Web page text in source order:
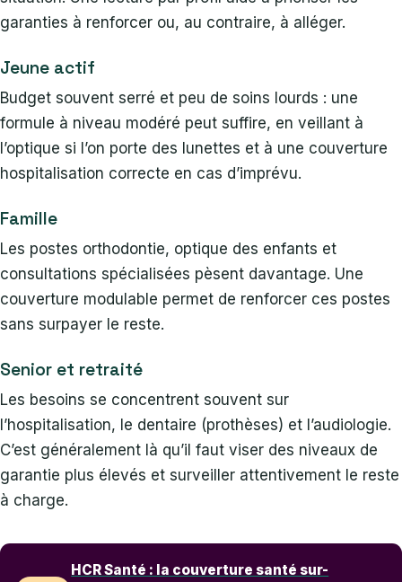
garanties à renforcer ou, au contraire, à alléger.
Jeune actif
Budget souvent serré et peu de soins lourds : une
formule à niveau modéré peut suffire, en veillant à
l’optique si l’on porte des lunettes et à une couverture
hospitalisation correcte en cas d’imprévu.
Famille
Les postes orthodontie, optique des enfants et
consultations spécialisées pèsent davantage. Une
couverture modulable permet de renforcer ces postes
sans surpayer le reste.
Senior et retraité
Les besoins se concentrent souvent sur
l’hospitalisation, le dentaire (prothèses) et l’audiologie.
C’est généralement là qu’il faut viser des niveaux de
garantie plus élevés et surveiller attentivement le reste
à charge.
HCR Santé : la couverture santé sur-